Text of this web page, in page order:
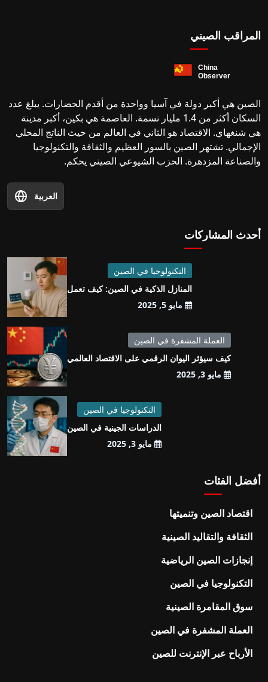
المراقب الصيني
الصين هي أكبر دولة في آسيا وواحدة من أقدم الحضارات. يبلغ عدد
السكان أكثر من 1.4 مليار نسمة. العاصمة هي بكين، أكبر مدينة
هي شنغهاي. الاقتصاد هو الثاني في العالم من حيث الناتج المحلي
الإجمالي. تشتهر الصين بالسور العظيم والثقافة والتكنولوجيا
والصناعة المزدهرة. الحزب الشيوعي الصيني يحكم.
العربية
أحدث المشاركات
التكنولوجيا في الصين
المنازل الذكية في الصين: كيف تعمل
مايو 5, 2025
العملة المشفرة في الصين
كيف سيؤثر اليوان الرقمي على الاقتصاد العالمي
مايو 3, 2025
التكنولوجيا في الصين
الدراسات الجينية في الصين
مايو 3, 2025
أفضل الفئات
اقتصاد الصين وتنميتها
الثقافة والتقاليد الصينية
إنجازات الصين الرياضية
التكنولوجيا في الصين
سوق المقامرة الصينية
العملة المشفرة في الصين
الأرباح عبر الإنترنت للصين